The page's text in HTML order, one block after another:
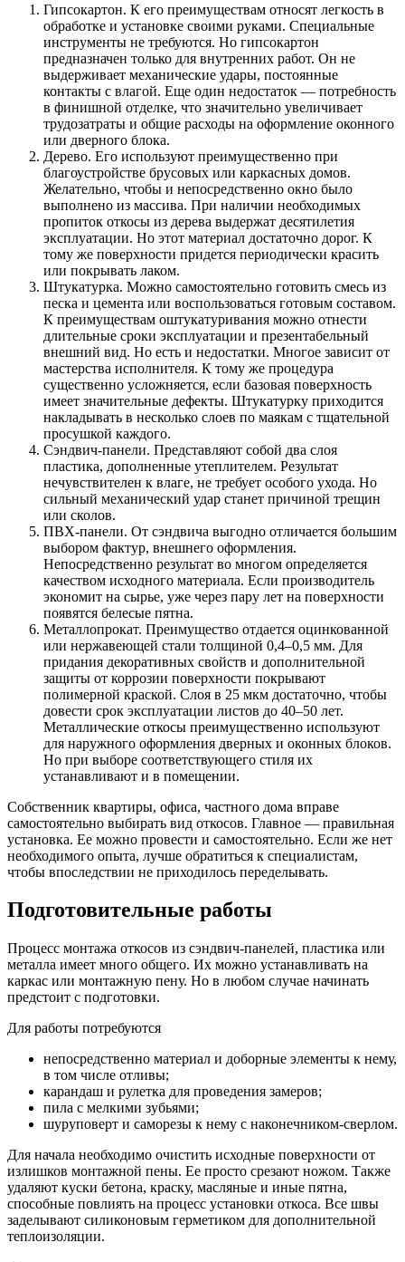
Гипсокартон. К его преимуществам относят легкость в
обработке и установке своими руками. Специальные
инструменты не требуются. Но гипсокартон
предназначен только для внутренних работ. Он не
выдерживает механические удары, постоянные
контакты с влагой. Еще один недостаток — потребность
в финишной отделке, что значительно увеличивает
трудозатраты и общие расходы на оформление оконного
или дверного блока.
Дерево. Его используют преимущественно при
благоустройстве брусовых или каркасных домов.
Желательно, чтобы и непосредственно окно было
выполнено из массива. При наличии необходимых
пропиток откосы из дерева выдержат десятилетия
эксплуатации. Но этот материал достаточно дорог. К
тому же поверхности придется периодически красить
или покрывать лаком.
Штукатурка. Можно самостоятельно готовить смесь из
песка и цемента или воспользоваться готовым составом.
К преимуществам оштукатуривания можно отнести
длительные сроки эксплуатации и презентабельный
внешний вид. Но есть и недостатки. Многое зависит от
мастерства исполнителя. К тому же процедура
существенно усложняется, если базовая поверхность
имеет значительные дефекты. Штукатурку приходится
накладывать в несколько слоев по маякам с тщательной
просушкой каждого.
Сэндвич-панели. Представляют собой два слоя
пластика, дополненные утеплителем. Результат
нечувствителен к влаге, не требует особого ухода. Но
сильный механический удар станет причиной трещин
или сколов.
ПВХ-панели. От сэндвича выгодно отличается большим
выбором фактур, внешнего оформления.
Непосредственно результат во многом определяется
качеством исходного материала. Если производитель
экономит на сырье, уже через пару лет на поверхности
появятся белесые пятна.
Металлопрокат. Преимущество отдается оцинкованной
или нержавеющей стали толщиной 0,4–0,5 мм. Для
придания декоративных свойств и дополнительной
защиты от коррозии поверхности покрывают
полимерной краской. Слоя в 25 мкм достаточно, чтобы
довести срок эксплуатации листов до 40–50 лет.
Металлические откосы преимущественно используют
для наружного оформления дверных и оконных блоков.
Но при выборе соответствующего стиля их
устанавливают и в помещении.
Собственник квартиры, офиса, частного дома вправе
самостоятельно выбирать вид откосов. Главное — правильная
установка. Ее можно провести и самостоятельно. Если же нет
необходимого опыта, лучше обратиться к специалистам,
чтобы впоследствии не приходилось переделывать.
Подготовительные работы
Процесс монтажа откосов из сэндвич-панелей, пластика или
металла имеет много общего. Их можно устанавливать на
каркас или монтажную пену. Но в любом случае начинать
предстоит с подготовки.
Для работы потребуются
непосредственно материал и доборные элементы к нему,
в том числе отливы;
карандаш и рулетка для проведения замеров;
пила с мелкими зубьями;
шуруповерт и саморезы к нему с наконечником-сверлом.
Для начала необходимо очистить исходные поверхности от
излишков монтажной пены. Ее просто срезают ножом. Также
удаляют куски бетона, краску, масляные и иные пятна,
способные повлиять на процесс установки откоса. Все швы
заделывают силиконовым герметиком для дополнительной
теплоизоляции.